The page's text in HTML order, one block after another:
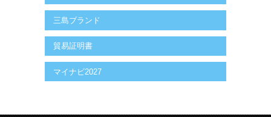
三島ブランド
貿易証明書
マイナビ2027